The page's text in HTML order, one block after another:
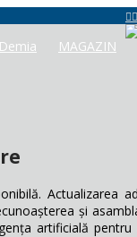
MAGAZIN
Actualizarea
și
artificială